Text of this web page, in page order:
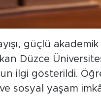
güçlü
Düzce
ilgi gösterildi.
sosyal yaşam